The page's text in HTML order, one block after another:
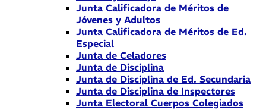
Junta Calificadora de Méritos de
Jóvenes y Adultos
Junta Calificadora de Méritos de Ed.
Especial
Junta de Celadores
Junta de Disciplina
Junta de Disciplina de Ed. Secundaria
Junta de Disciplina de Inspectores
Junta Electoral Cuerpos Colegiados